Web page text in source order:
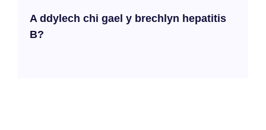
A ddylech chi gael y brechlyn hepatitis
B?